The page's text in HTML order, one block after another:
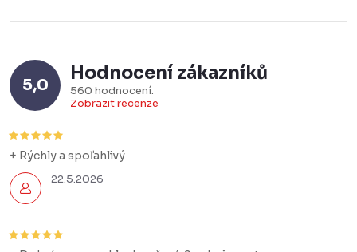
5,0
Hodnocení zákazníků
560 hodnocení
Zobrazit recenze
22.5.2026
+ Rýchly a spoľahlivý